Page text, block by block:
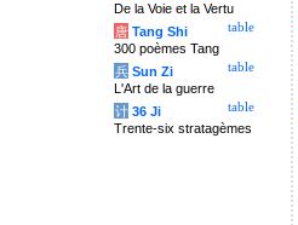
De la Voie et la Vertu
table
唐 Tang Shi
300 poèmes Tang
table
兵 Sun Zi
L'Art de la guerre
table
计 36 Ji
Trente-six stratagèmes